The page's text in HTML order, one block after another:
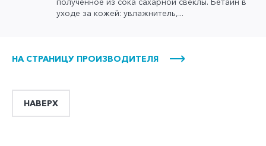
уходе за кожей: увлажнитель,...
НА СТРАНИЦУ ПРОИЗВОДИТЕЛЯ
НАВЕРХ